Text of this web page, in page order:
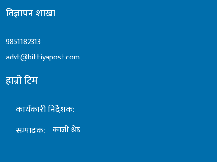
विज्ञापन शाखा
9851182313
advt@bittiyapost.com
हाम्रो टिम
कार्यकारी निर्देशक:
सम्पादक:
काजी श्रेष्ठ